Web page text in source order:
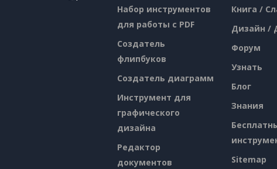
Набор инструментов
для работы с PDF
Создатель
флипбуков
Создатель диаграмм
Инструмент для
графического
дизайна
Редактор
документов
Книга /
Дизайн /
Форум
Узнать
Блог
Знания
Sitemap